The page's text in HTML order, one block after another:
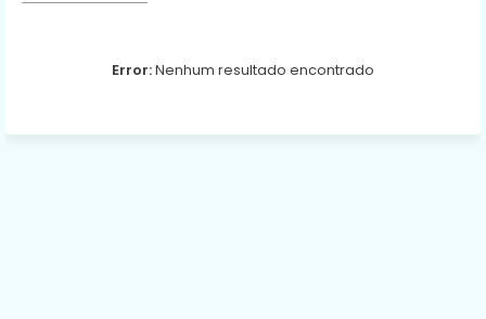
Error:Nenhum resultado encontrado